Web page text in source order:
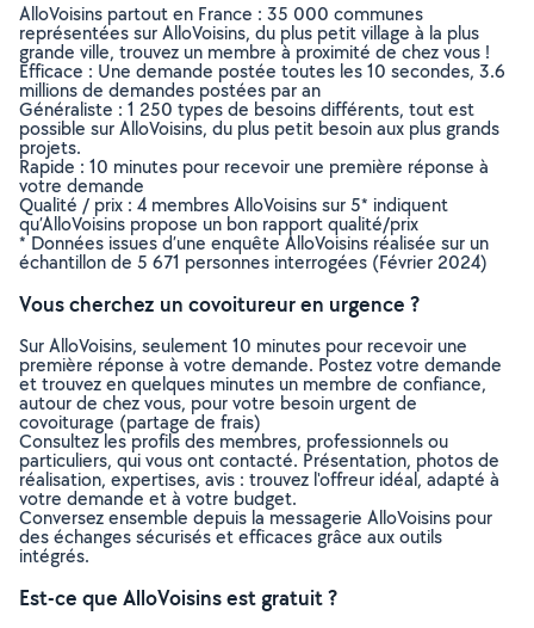
AlloVoisins partout en France : 35 000 communes
représentées sur AlloVoisins, du plus petit village à la plus
grande ville, trouvez un membre à proximité de chez vous !
Efficace : Une demande postée toutes les 10 secondes, 3.6
millions de demandes postées par an
Généraliste : 1 250 types de besoins différents, tout est
possible sur AlloVoisins, du plus petit besoin aux plus grands
projets.
Rapide : 10 minutes pour recevoir une première réponse à
votre demande
Qualité / prix : 4 membres AlloVoisins sur 5* indiquent
qu’AlloVoisins propose un bon rapport qualité/prix
* Données issues d’une enquête AlloVoisins réalisée sur un
échantillon de 5 671 personnes interrogées (Février 2024)
Vous cherchez un covoitureur en urgence ?
Sur AlloVoisins, seulement 10 minutes pour recevoir une
première réponse à votre demande. Postez votre demande
et trouvez en quelques minutes un membre de confiance,
autour de chez vous, pour votre besoin urgent de
covoiturage (partage de frais)
Consultez les profils des membres, professionnels ou
particuliers, qui vous ont contacté. Présentation, photos de
réalisation, expertises, avis : trouvez l'offreur idéal, adapté à
votre demande et à votre budget.
Conversez ensemble depuis la messagerie AlloVoisins pour
des échanges sécurisés et efficaces grâce aux outils
intégrés.
Est-ce que AlloVoisins est gratuit ?